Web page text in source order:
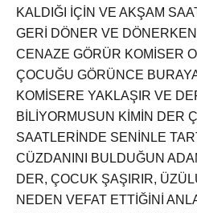
KALDIĞI İÇİN VE AKŞAM
GERİ DÖNER VE
CENAZE GÖRÜR KOMİSER
ÇOCUĞU GÖRÜNCE
KOMİSERE YAKLAŞIR VE
BİLİYORMUSUN KİMİN DER
SAATLERİNDE SENİNLE
CÜZDANINI BULDUĞUN
DER, ÇOCUK ŞAŞIRIR,
NEDEN VEFAT ETTİĞİNİ